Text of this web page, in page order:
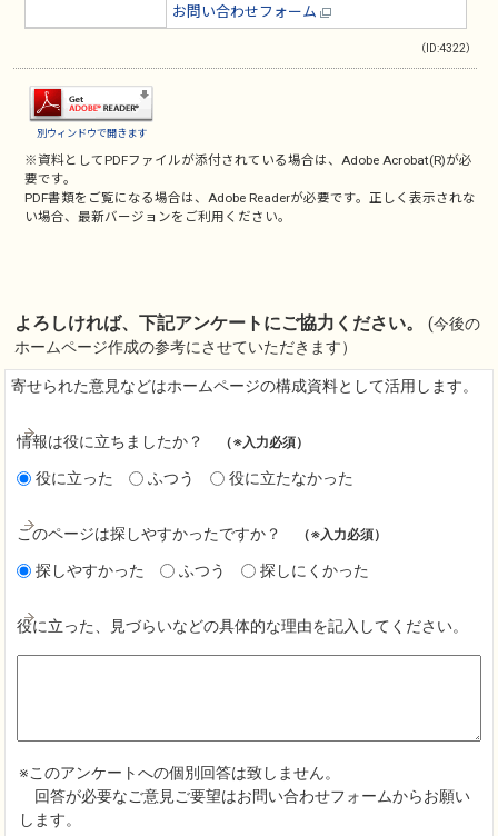
お問い合わせフォーム
（ID:4322）
別ウィンドウで開きます
※資料としてPDFファイルが添付されている場合は、Adobe Acrobat(R)が必
要です。
PDF書類をご覧になる場合は、Adobe Readerが必要です。正しく表示されな
い場合、最新バージョンをご利用ください。